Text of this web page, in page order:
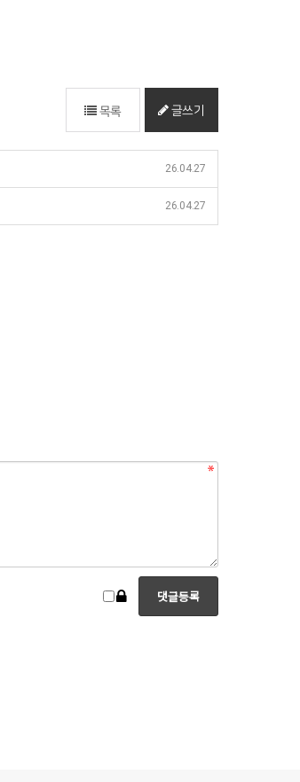
목록 글쓰기
26.04.27
26.04.27